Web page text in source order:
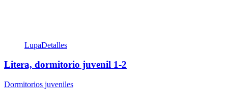
LupaDetalles
Litera, dormitorio juvenil 1-2
Dormitorios juveniles